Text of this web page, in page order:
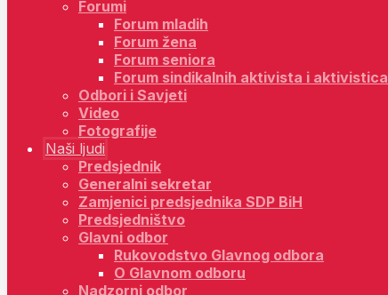
Forumi
Forum mladih
Forum žena
Forum seniora
Forum sindikalnih aktivista i aktivistica
Odbori i Savjeti
Video
Fotografije
Naši ljudi
Predsjednik
Generalni sekretar
Zamjenici predsjednika SDP BiH
Predsjedništvo
Glavni odbor
Rukovodstvo Glavnog odbora
O Glavnom odboru
Nadzorni odbor